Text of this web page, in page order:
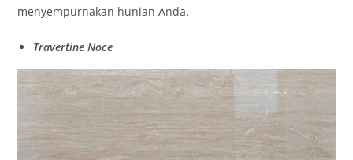
menyempurnakan hunian Anda.
Travertine Noce